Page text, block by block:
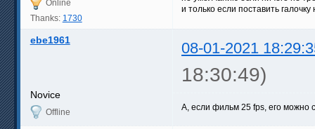
Online
Thanks: 1730
и только если поставить
ebe1961 08-01-2021
18:30:49)
Novice
Offline А, если фильм 25 fps, его можно